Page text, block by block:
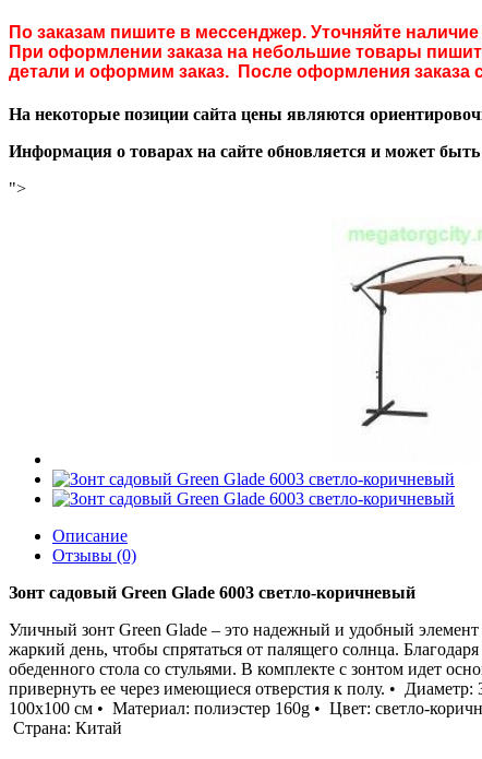
По заказам пишите в мессенджер. Уточняйте
При оформлении заказа на небольшие товары
детали и оформим заказ. После оформления заказа
На некоторые позиции сайта цены являются
Информация о товарах на сайте обновляется и может
">
Описание
Отзывы (0)
Зонт садовый Green Glade 6003 светло-коричневый
Уличный зонт Green Glade – это надежный и удобный
жаркий день, чтобы спрятаться от палящего солнца.
обеденного стола со стульями. В комплекте с зонтом идет
привернуть ее через имеющиеся отверстия к полу. •
100х100 см • Материал: полиэстер 160g • Цвет: светло-
Страна: Китай